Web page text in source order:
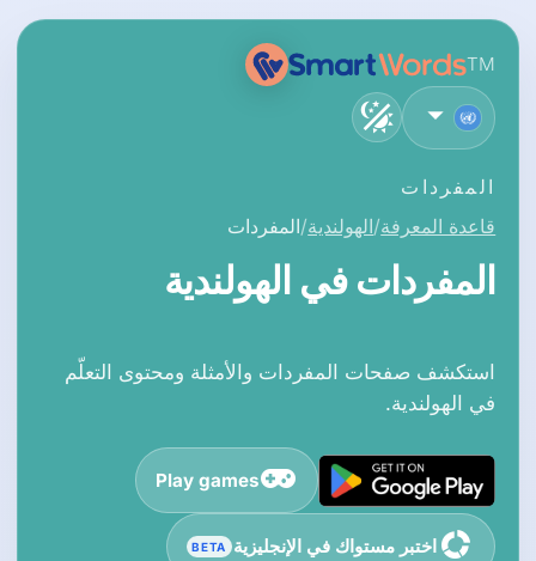
TM
العربية
المفردات
قاعدة المعرفة الهولندية المفردات
المفردات في الهولندية
استكشف صفحات المفردات والأمثلة ومحتوى التعلّم
في الهولندية.
Play games
اختبر مستواك في الإنجليزية BETA